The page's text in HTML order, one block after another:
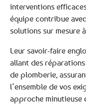
interventions
équipe contribue
solutions sur mesure
Leur savoir-faire
allant des
de plomberie,
l’ensemble de vos
approche minutieuse